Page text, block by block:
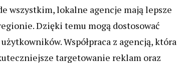
wszystkim, lokalne agencje mają lepsze
Dzięki temu mogą dostosować
Współpraca z agencją, która
targetowanie reklam oraz